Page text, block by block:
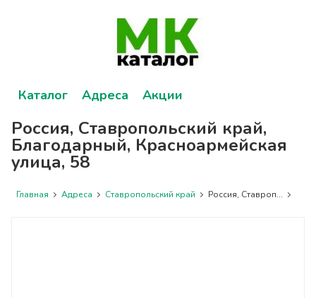
Каталог Адреса Акции
Россия, Ставропольский край,
Благодарный, Красноармейская
улица, 58
Главная Адреса Ставропольский край Россия, Ставроп...